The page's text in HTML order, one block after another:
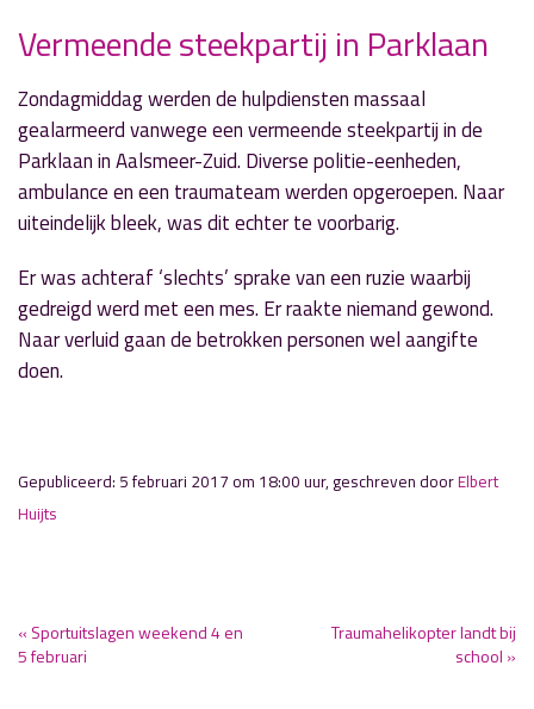
« Vorig nieuwsbericht
4 februari 2017
» Volgend nieuwsbericht
Traumahelikopter landt bij school
6 februari 2017
Vermeende steekpartij in Parklaan
Zondagmiddag werden de hulpdiensten massaal
gealarmeerd vanwege een vermeende steekpartij in de
Parklaan in Aalsmeer-Zuid. Diverse politie-eenheden,
ambulance en een traumateam werden opgeroepen. Naar
uiteindelijk bleek, was dit echter te voorbarig.
Er was achteraf ‘slechts’ sprake van een ruzie waarbij
gedreigd werd met een mes. Er raakte niemand gewond.
Naar verluid gaan de betrokken personen wel aangifte
doen.
Gepubliceerd: 5 februari 2017 om 18:00 uur, geschreven doorElbert
Huijts
« Sportuitslagen weekend 4 en
5 februari
Traumahelikopter landt bij
school »